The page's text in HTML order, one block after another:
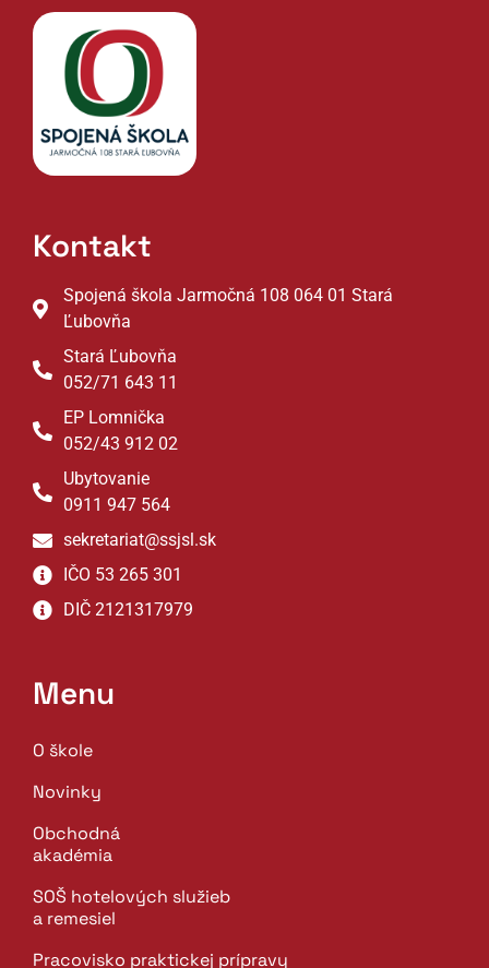
Kontakt
Spojená škola Jarmočná 108 064 01 Stará
Ľubovňa
Stará Ľubovňa
052/71 643 11
EP Lomnička
052/43 912 02
Ubytovanie
0911 947 564
sekretariat@ssjsl.sk
IČO 53 265 301
DIČ 2121317979
Menu
O škole
Novinky
Obchodná
akadémia
SOŠ hotelových služieb
a remesiel
Pracovisko praktickej prípravy